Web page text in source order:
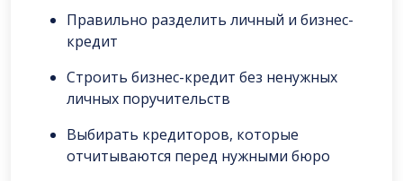
Правильно разделить личный и бизнес-
кредит
Строить бизнес-кредит без ненужных
личных поручительств
Выбирать кредиторов, которые
отчитываются перед нужными бюро